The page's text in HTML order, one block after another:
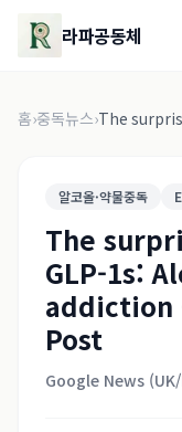
라파공동체
홈›중독뉴스›The
알코올·약물중독
The
GLP-1s:
addiction
Post
Google News